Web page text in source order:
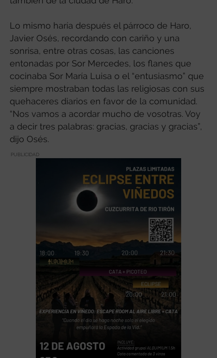
Lo mismo haría después el párroco de Haro,
Javier Osés, recordando con cariño y una
sonrisa, entre otras cosas, las canciones
entonadas por Sor Mercedes, los flanes que
cocinaba Sor María Luisa o el “entusiasmo” que
siempre mostraban todas las religiosas con sus
quehaceres diarios en favor de la comunidad.
“Nos vamos a acordar mucho de vosotras. Voy
a decir tres palabras: gracias, gracias y gracias”,
dijo Osés.
PUBLICIDAD